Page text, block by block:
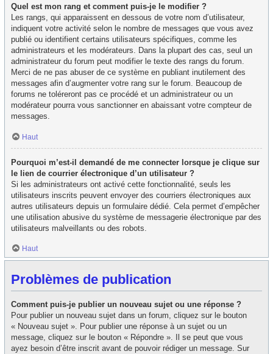
Quel est mon rang et comment puis-je le modifier ?
Les rangs, qui apparaissent en dessous de votre nom d’utilisateur,
indiquent votre activité selon le nombre de messages que vous avez
publié ou identifient certains utilisateurs spécifiques, comme les
administrateurs et les modérateurs. Dans la plupart des cas, seul un
administrateur du forum peut modifier le texte des rangs du forum.
Merci de ne pas abuser de ce système en publiant inutilement des
messages afin d’augmenter votre rang sur le forum. Beaucoup de
forums ne toléreront pas ce procédé et un administrateur ou un
modérateur pourra vous sanctionner en abaissant votre compteur de
messages.
Haut
Pourquoi m’est-il demandé de me connecter lorsque je clique sur
le lien de courrier électronique d’un utilisateur ?
Si les administrateurs ont activé cette fonctionnalité, seuls les
utilisateurs inscrits peuvent envoyer des courriers électroniques aux
autres utilisateurs depuis un formulaire dédié. Cela permet d’empêcher
une utilisation abusive du système de messagerie électronique par des
utilisateurs malveillants ou des robots.
Haut
Problèmes de publication
Comment puis-je publier un nouveau sujet ou une réponse ?
Pour publier un nouveau sujet dans un forum, cliquez sur le bouton
« Nouveau sujet ». Pour publier une réponse à un sujet ou un
message, cliquez sur le bouton « Répondre ». Il se peut que vous
ayez besoin d’être inscrit avant de pouvoir rédiger un message. Sur